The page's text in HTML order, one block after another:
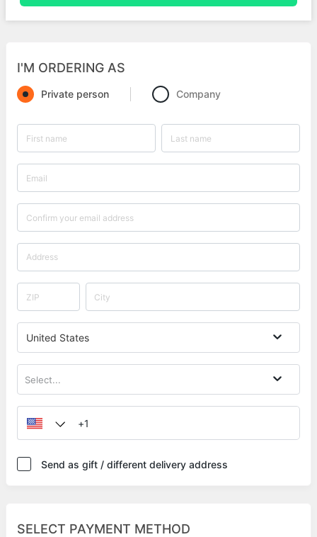
I'M ORDERING AS
Private person Company
United States
Select...
Send as gift / different delivery address
SELECT PAYMENT METHOD